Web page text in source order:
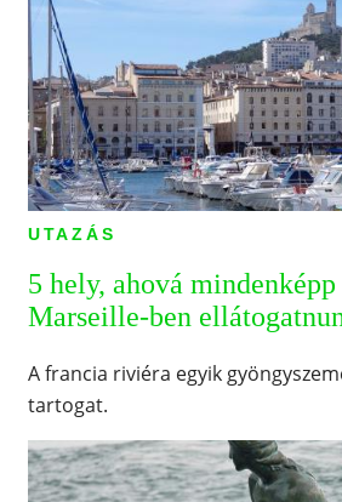
UTAZÁS
5 hely, ahová mindenképp
Marseille-ben
A francia riviéra egyik
tartogat.